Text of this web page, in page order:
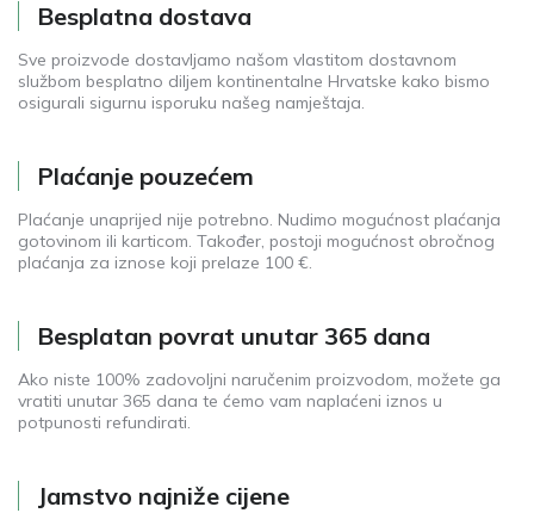
Besplatna dostava
Sve proizvode dostavljamo našom vlastitom dostavnom
službom besplatno diljem kontinentalne Hrvatske kako bismo
osigurali sigurnu isporuku našeg namještaja.
Plaćanje pouzećem
Plaćanje unaprijed nije potrebno. Nudimo mogućnost plaćanja
gotovinom ili karticom. Također, postoji mogućnost obročnog
plaćanja za iznose koji prelaze 100 €.
Besplatan povrat unutar 365 dana
Ako niste 100% zadovoljni naručenim proizvodom, možete ga
vratiti unutar 365 dana te ćemo vam naplaćeni iznos u
potpunosti refundirati.
Jamstvo najniže cijene